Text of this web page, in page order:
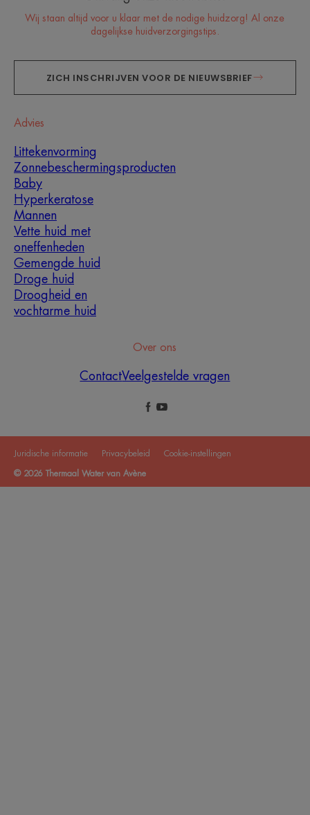
Wij staan altijd voor u klaar met de nodige huidzorg! Al onze
dagelijkse huidverzorgingstips.
ZICH INSCHRIJVEN VOOR DE NIEUWSBRIEF
Advies
Littekenvorming
Zonnebeschermingsproducten
Baby
Hyperkeratose
Mannen
Vette huid met
oneffenheden
Gemengde huid
Droge huid
Droogheid en
vochtarme huid
Over ons
ContactVeelgestelde vragen
Juridische informatie Privacybeleid Cookie-instellingen
© 2026 Thermaal Water van Avène